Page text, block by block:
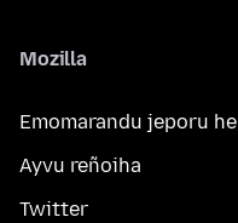
Mozilla
Emomarandu jeporu
Ayvu reñoiha
Twitter